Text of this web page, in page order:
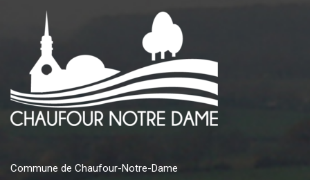
Commune de Chaufour-Notre-Dame